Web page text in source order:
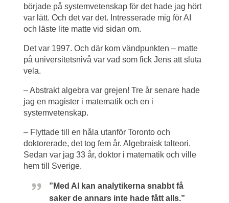
började på systemvetenskap för det hade jag hört
var lätt. Och det var det. Intresserade mig för AI
och läste lite matte vid sidan om.
Det var 1997. Och där kom vändpunkten – matte
på universitetsnivå var vad som fick Jens att sluta
vela.
– Abstrakt algebra var grejen! Tre år senare hade
jag en magister i matematik och en i
systemvetenskap.
– Flyttade till en håla utanför Toronto och
doktorerade, det tog fem år. Algebraisk talteori.
Sedan var jag 33 år, doktor i matematik och ville
hem till Sverige.
”Med AI kan analytikerna snabbt få
saker de annars inte hade fått alls.”